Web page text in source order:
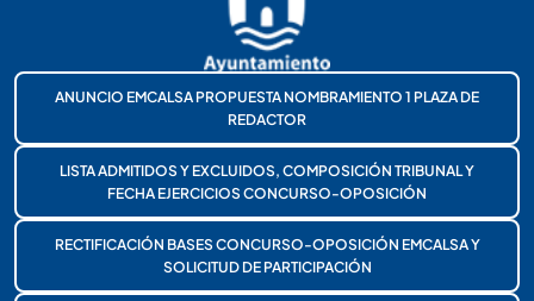
ANUNCIO EMCALSA PROPUESTA NOMBRAMIENTO 1 PLAZA DE
REDACTOR
LISTA ADMITIDOS Y EXCLUIDOS, COMPOSICIÓN TRIBUNAL Y
FECHA EJERCICIOS CONCURSO-OPOSICIÓN
RECTIFICACIÓN BASES CONCURSO-OPOSICIÓN EMCALSA Y
SOLICITUD DE PARTICIPACIÓN